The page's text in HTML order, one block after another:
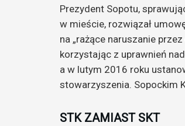
Prezydent Sopotu,
w mieście, rozwiązał
na „rażące naruszanie
korzystając z uprawnień
a w lutym 2016 roku
stowarzyszenia. Sopockim
STK ZAMIAST SKT